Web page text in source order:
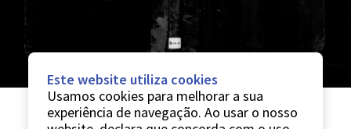
Este website utiliza cookies
Usamos cookies para melhorar a sua
experiência de navegação. Ao usar o nosso